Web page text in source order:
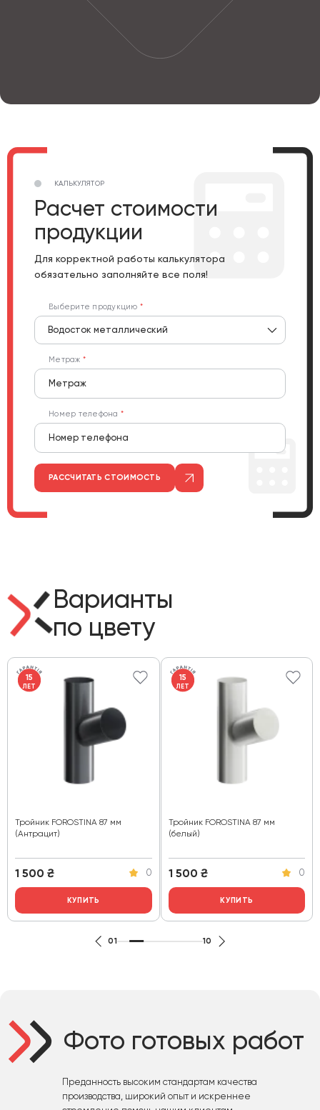
КАЛЬКУЛЯТОР
Расчет стоимости
продукции
Для корректной работы калькулятора
обязательно заполняйте все поля!
Выберите продукцию
Водосток металлический
Метраж
Номер телефона
РАССЧИТАТЬ СТОИМОСТЬ
Варианты
по цвету
15
ЛЕТ
Тройник FOROSTINA 87 мм
(Антрацит)
1 500 ₴ 0
КУПИТЬ
15
ЛЕТ
Тройник FOROSTINA 87 мм
(белый)
1 500 ₴ 0
КУПИТЬ
01 10
Фото готовых работ
Преданность высоким стандартам качества
производства, широкий опыт и искреннее